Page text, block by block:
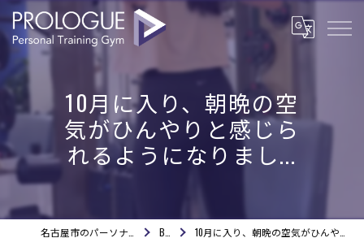
10月に入り、朝晩の空
気がひんやりと感じら
れるようになりまし...
BLOG 10月に入り、朝晩の空気がひんやりと感じられるようになりまし...